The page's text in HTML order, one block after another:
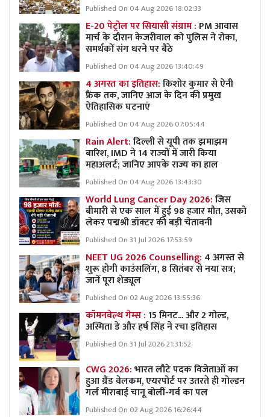
Published On 04 Aug 2026 18:02:33
E-20 पेट्रोल पर सियासी संग्राम : PM आवास
मार्च के दौरान केजरीवाल को पुलिस ने रोका,
समर्थकों संग धरने पर बैठे
Published On 04 Aug 2026 13:40:49
4 अगस्त का इतिहास:किशोर कुमार से ऐनी
फ्रैंक तक, जानिए आज के दिन की प्रमुख
ऐतिहासिक घटनाएं
Published On 04 Aug 2026 07:05:44
Rain Alert:दिल्ली से यूपी तक झमाझम
बारिश, IMD ने 14 राज्यों में जारी किया
महाअलर्ट; जानिए आपके राज्य का हाल
Published On 04 Aug 2026 13:43:30
World Lung Cancer Day 2026:जिस
बीमारी से एक साल में हुई 98 हजार मौत, उसको
लेकर पद्मश्री डॉक्टर की बड़ी चेतावनी
Published On 31 Jul 2026 17:53:59
NEET UG 2026 Counselling: 4 अगस्त से
शुरू होगी काउंसलिंग, 8 सितंबर से नया सत्र;
जानें पूरा शेड्यूल
Published On 02 Aug 2026 13:55:36
कॉमनवेल्थ गेम्स :15 मिनट... और 2 गोल्ड,
अस्मिता डे और हर्ष सिंह ने रचा इतिहास
Published On 31 Jul 2026 21:31:52
CWG 2026:भारत लौटे पदक विजेताओं का
हुआ ग्रैंड वेलकम, एयरपोर्ट पर उतरते ही गोल्डन
गर्ल मीराबाई चानू बोलीं-गर्व का पल
Published On 02 Aug 2026 16:26:44